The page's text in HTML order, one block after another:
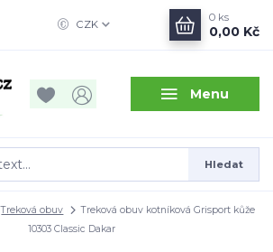
Menu
CZK
Hledat
0 ks
0,00 Kč
Treková obuv
Treková obuv kotníková Grisport kůže
10303 Classic Dakar